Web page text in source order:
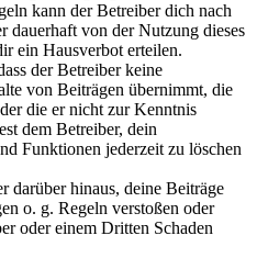
kann der Betreiber dich nach
dauerhaft von der Nutzung dieses
ein Hausverbot erteilen.
der Betreiber keine
von Beiträgen übernimmt, die
die er nicht zur Kenntnis
dem Betreiber, dein
Funktionen jederzeit zu löschen
darüber hinaus, deine Beiträge
o. g. Regeln verstoßen oder
oder einem Dritten Schaden